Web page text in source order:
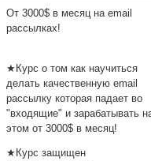
От 3000$ в месяц на email
★Курс о том как научиться
делать качественную email
рассылку которая падает во
"входящие" и зарабатывать
этом от 3000$ в месяц!
★Курс защищен